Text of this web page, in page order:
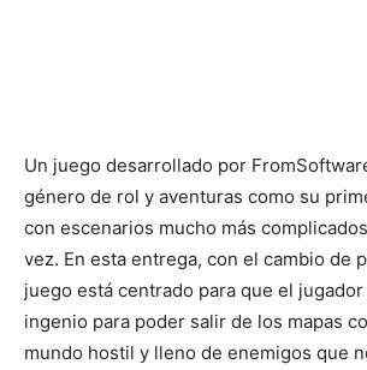
Un juego desarrollado por
género de rol y aventuras como su
con escenarios mucho más
vez. En esta entrega, con el cambio de
juego está centrado para que el
ingenio para poder salir de los mapas
mundo hostil y lleno de enemigos que